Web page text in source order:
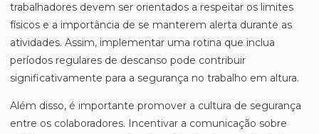
trabalhadores devem ser orientados a respeitar os limites
físicos e a importância de se manterem alerta durante as
atividades. Assim, implementar uma rotina que inclua
períodos regulares de descanso pode contribuir
significativamente para a segurança no trabalho em altura.
Além disso, é importante promover a cultura de segurança
entre os colaboradores. Incentivar a comunicação sobre